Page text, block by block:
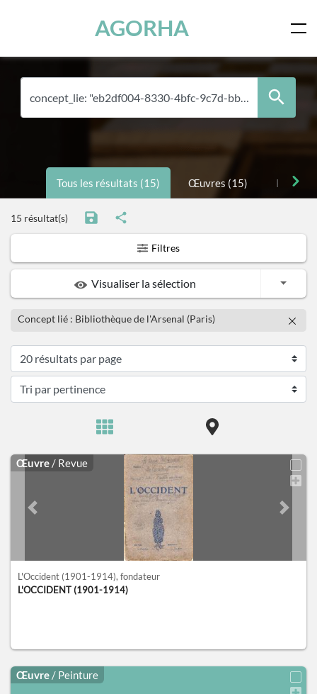
AGORHA
Tous les résultats (15) Œuvres (15)
15 résultat(s)
Filtres
Visualiser la sélection Toggle
Concept lié : Bibliothèque de l'Arsenal (Paris)
Œuvre / Revue
Previous slide Next
L'Occident (1901-1914), fondateur
L'OCCIDENT (1901-1914)
Œuvre / Peinture